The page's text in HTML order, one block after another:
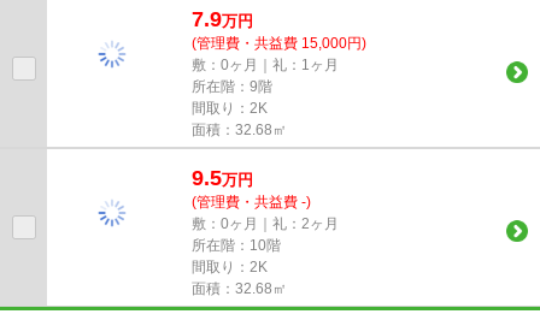
7.9万円
(管理費・共益費 15,000円)
敷：0ヶ月｜礼：1ヶ月
所在階：9階
間取り：2K
面積：32.68㎡
9.5万円
(管理費・共益費 -)
敷：0ヶ月｜礼：2ヶ月
所在階：10階
間取り：2K
面積：32.68㎡